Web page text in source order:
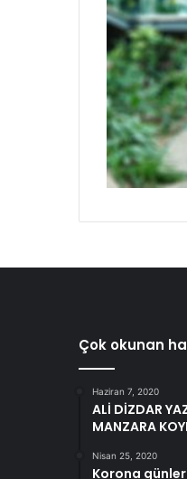
Çok okunan
Haziran 7, 2020
ALİ DİZDAR
MANZARA
Nisan 25, 2020
Korona